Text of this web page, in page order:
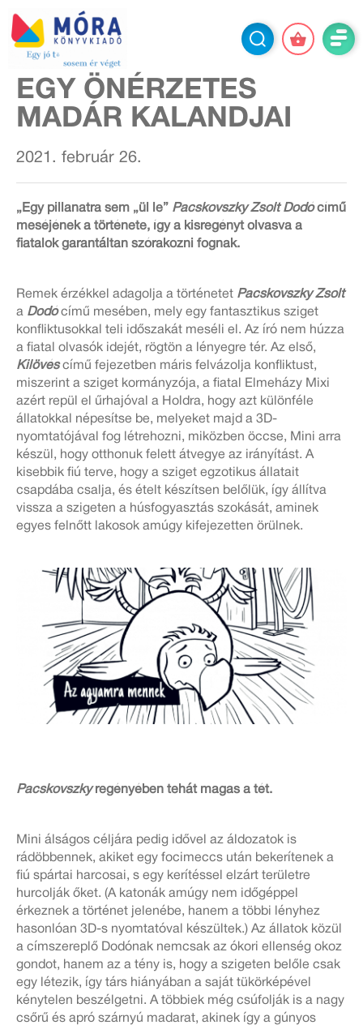
EGY ÖNÉRZETES
MADÁR KALANDJAI
2021. február 26.
„Egy pillanatra sem „ül le” Pacskovszky Zsolt Dodócímű
meséjének a története, így a kisregényt olvasva a
fiatalok garantáltan szórakozni fognak.
Remek érzékkel adagolja a történetet Pacskovszky Zsolt
a Dodócímű mesében, mely egy fantasztikus sziget
konfliktusokkal teli időszakát meséli el. Az író nem húzza
a fiatal olvasók idejét, rögtön a lényegre tér. Az első,
Kilövéscímű fejezetben máris felvázolja konfliktust,
miszerint a sziget kormányzója, a fiatal Elmeházy Mixi
azért repül el űrhajóval a Holdra, hogy azt különféle
állatokkal népesítse be, melyeket majd a 3D-
nyomtatójával fog létrehozni, miközben öccse, Mini arra
készül, hogy otthonuk felett átvegye az irányítást. A
kisebbik fiú terve, hogy a sziget egzotikus állatait
csapdába csalja, és ételt készítsen belőlük, így állítva
vissza a szigeten a húsfogyasztás szokását, aminek
egyes felnőtt lakosok amúgy kifejezetten örülnek.
Pacskovszkyregényében tehát magas a tét.
Mini álságos céljára pedig idővel az áldozatok is
rádöbbennek, akiket egy focimeccs után bekerítenek a
fiú spártai harcosai, s egy kerítéssel elzárt területre
hurcolják őket. (A katonák amúgy nem időgéppel
érkeznek a történet jelenébe, hanem a többi lényhez
hasonlóan 3D-s nyomtatóval készültek.) Az állatok közül
a címszereplő Dodónak nemcsak az ókori ellenség okoz
gondot, hanem az a tény is, hogy a szigeten belőle csak
egy létezik, így társ hiányában a saját tükörképével
kénytelen beszélgetni. A többiek még csúfolják is a nagy
csőrű és apró szárnyú madarat, akinek így a gúnyos